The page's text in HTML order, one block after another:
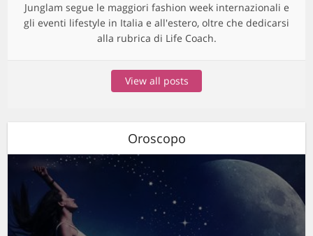
Junglam segue le maggiori fashion week internazionali e
gli eventi lifestyle in Italia e all'estero, oltre che dedicarsi
alla rubrica di Life Coach.
View all posts
Oroscopo